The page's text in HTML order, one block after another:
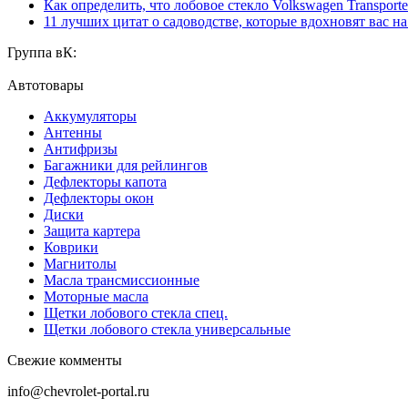
Как определить, что лобовое стекло Volkswagen
11 лучших цитат о садоводстве, которые вдохновят вас
Группа вК:
Автотовары
Аккумуляторы
Антенны
Антифризы
Багажники для рейлингов
Дефлекторы капота
Дефлекторы окон
Диски
Защита картера
Коврики
Магнитолы
Масла трансмиссионные
Моторные масла
Щетки лобового стекла спец.
Щетки лобового стекла универсальные
Свежие комменты
info@chevrolet-portal.ru